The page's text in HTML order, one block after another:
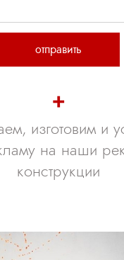
отправить
+
изготовим и
на наши
конструкции